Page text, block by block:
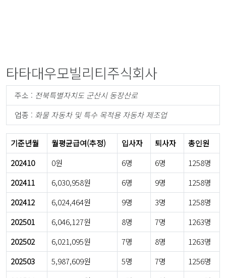
타타대우모빌리티주식회사
주소 : 전북특별자치도 군산시 동장산로
업종 : 화물 자동차 및 특수 목적용 자동차 제조업
기준년월 월평균급여(추정) 입사자 퇴사자
총인원
202410
0원 6명 6명
1258명
202411
6,030,958원 6명 9명
1258명
202412
6,024,464원 9명 3명
1258명
202501
6,046,127원 8명 7명
1263명
202502
6,021,095원 7명 8명
1263명
202503
5,987,609원 5명 7명
1256명